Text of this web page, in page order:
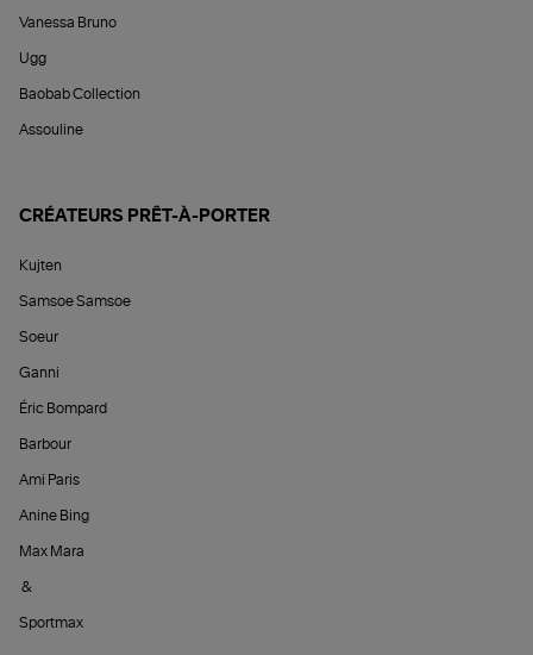
Vanessa Bruno
Ugg
Baobab Collection
Assouline
CRÉATEURS PRÊT-À-PORTER
Kujten
Samsoe Samsoe
Soeur
Ganni
Éric Bompard
Barbour
Ami Paris
Anine Bing
Max Mara
&
Sportmax